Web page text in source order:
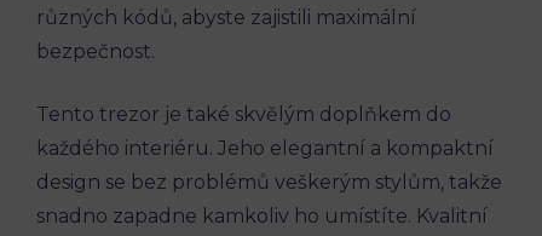
různých kódů, abyste zajistili maximální
bezpečnost.
Tento trezor je také skvělým doplňkem do
každého interiéru. Jeho elegantní a kompaktní
design se bez problémů veškerým stylům, takže
snadno zapadne kamkoliv ho umístíte. Kvalitní